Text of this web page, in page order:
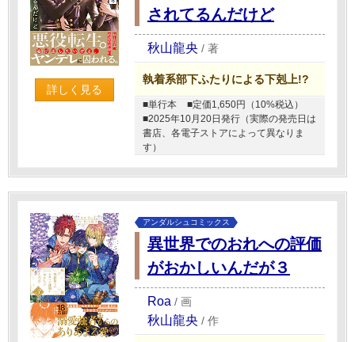
詳しく見る
されてるんだけど
秋山龍央 / 著
執着系部下ふたりによる下剋上!?
■単行本
■定価1,650円（10%税込）
■2025年10月20日発行（実際の発売日は
書店、各電子ストアによって異なりま
す）
アンダルシュコミックス
異世界でのおれへの評価
がおかしいんだが３
Roa / 画
秋山龍央 / 作